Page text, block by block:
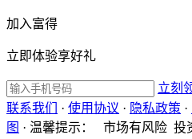
加入富得
立即体验享好礼
立刻
联系我们
· 使用协议 · 隐私政策 ·
图 · 温馨提示：
市场有风险 投